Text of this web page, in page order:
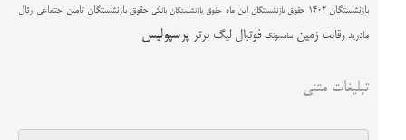
بازنشستگان 1402 حقوق بازنشستگان این ماه حقوق بازنشستگان بانکی حقوق بازنشستگان تامین اجتماعی رئال
مادرید رقابت زمین سامسونگ فوتبال لیگ برتر پرسپولیس
تبلیغات متنی